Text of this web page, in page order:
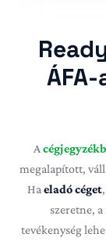
A
megalapított,
Ha eladó céget,
szeretne,
tevékenység